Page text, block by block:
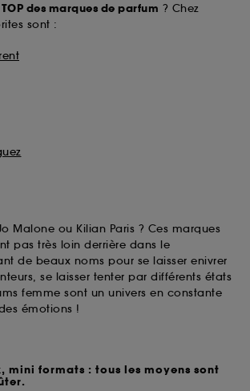
des marques de parfum ? Chez
sont :
Malone ou Kilian Paris ? Ces marques
pas très loin derrière dans le
de beaux noms pour se laisser enivrer
se laisser tenter par différents états
femme sont un univers en constante
émotions !
mini formats : tous les moyens sont